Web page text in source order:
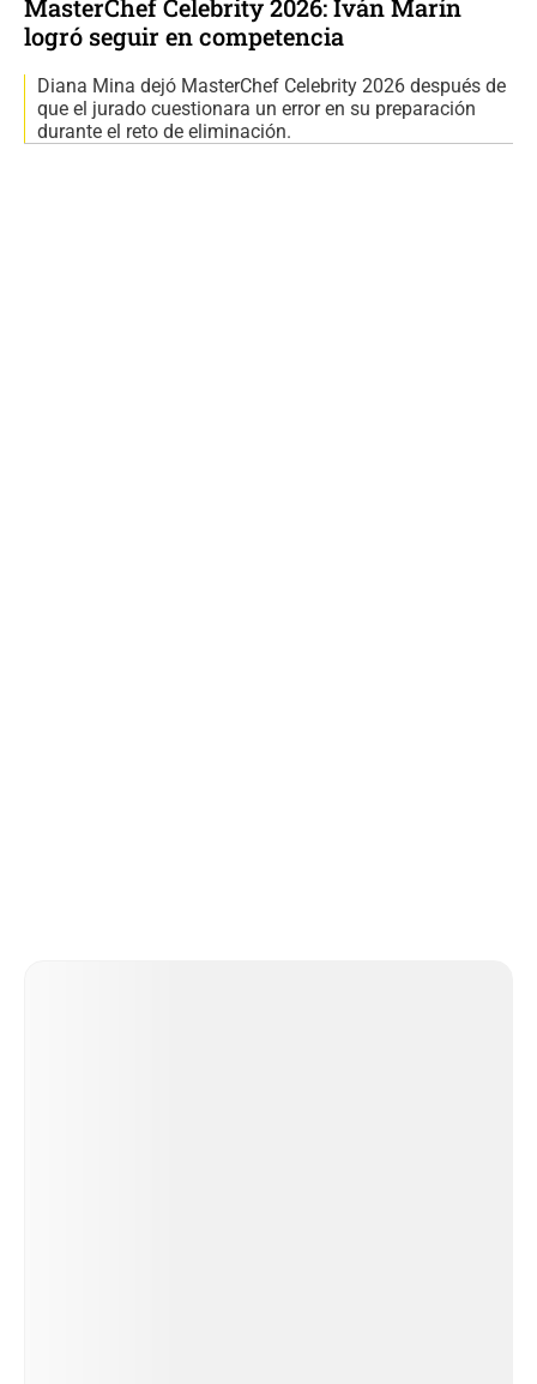
MasterChef Celebrity 2026: Iván Marín
logró seguir en competencia
Diana Mina dejó MasterChef Celebrity 2026 después de
que el jurado cuestionara un error en su preparación
durante el reto de eliminación.